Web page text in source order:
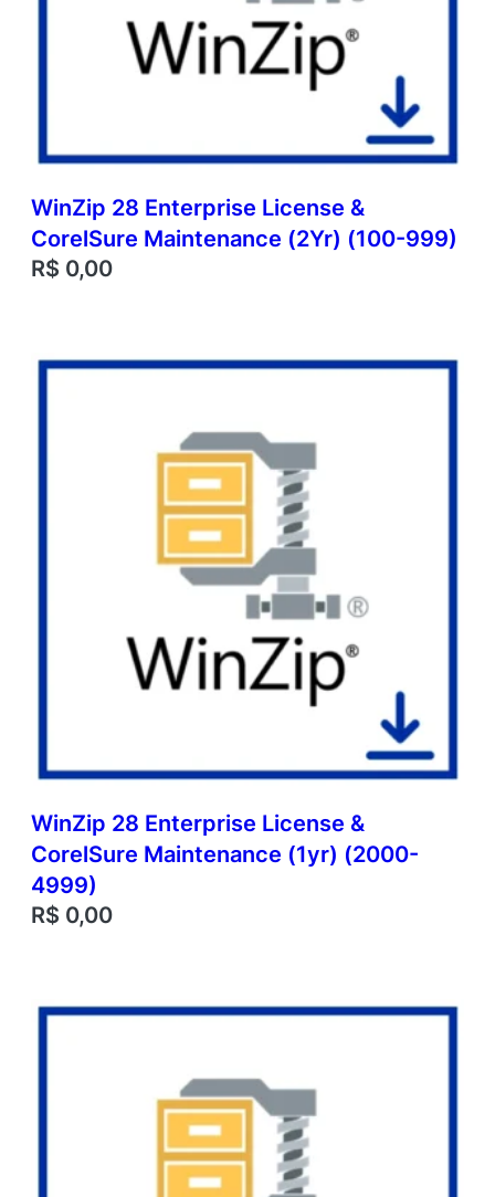
WinZip 28 Enterprise License &
CorelSure Maintenance (2Yr) (100-999)
R$ 0,00
WinZip 28 Enterprise License &
CorelSure Maintenance (1yr) (2000-
4999)
R$ 0,00